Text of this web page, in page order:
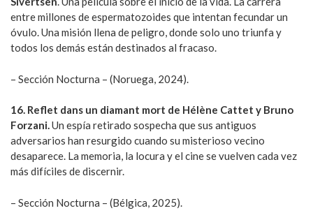
entre millones de espermatozoides que intentan fecundar un
óvulo. Una misión llena de peligro, donde solo uno triunfa y
todos los demás están destinados al fracaso.
– Sección Nocturna – (Noruega, 2024).
16. Reflet dans un diamant mort de Hélène Cattet y Bruno
Forzani.Un espía retirado sospecha que sus antiguos
adversarios han resurgido cuando su misterioso vecino
desaparece. La memoria, la locura y el cine se vuelven cada vez
más difíciles de discernir.
– Sección Nocturna – (Bélgica, 2025).